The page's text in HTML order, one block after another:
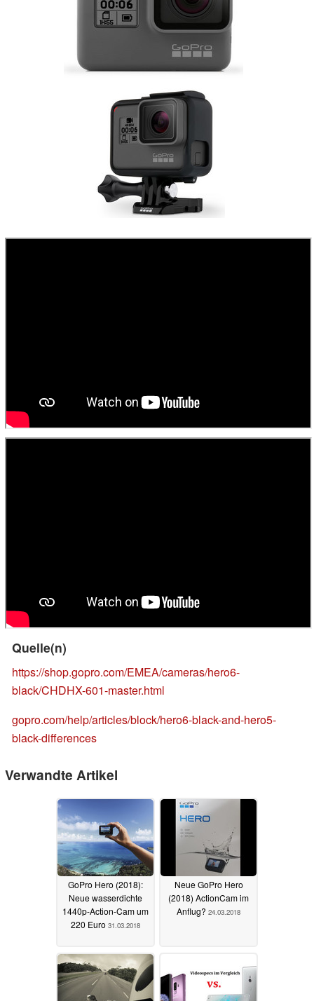
Quelle(n)
https://shop.gopro.com/EMEA/cameras/hero6-
black/CHDHX-601-master.html
gopro.com/help/articles/block/hero6-black-and-hero5-
black-differences
Verwandte Artikel
GoPro Hero (2018):
Neue wasserdichte
1440p-Action-Cam um
220 Euro 31.03.2018
Neue GoPro Hero
(2018) ActionCam im
Anflug? 24.03.2018